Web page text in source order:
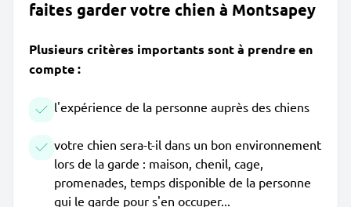
faites garder votre chien à Montsapey
Plusieurs critères importants sont à prendre en
compte :
l'expérience de la personne auprès des chiens
votre chien sera-t-il dans un bon environnement
lors de la garde : maison, chenil, cage,
promenades, temps disponible de la personne
qui le garde pour s'en occuper...